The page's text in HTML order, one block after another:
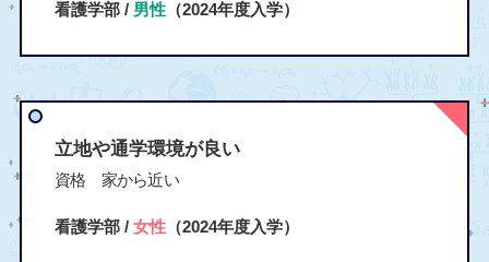
看護学部 / 男性（2024年度入学）
立地や通学環境が良い
資格 家から近い
看護学部 / 女性（2024年度入学）